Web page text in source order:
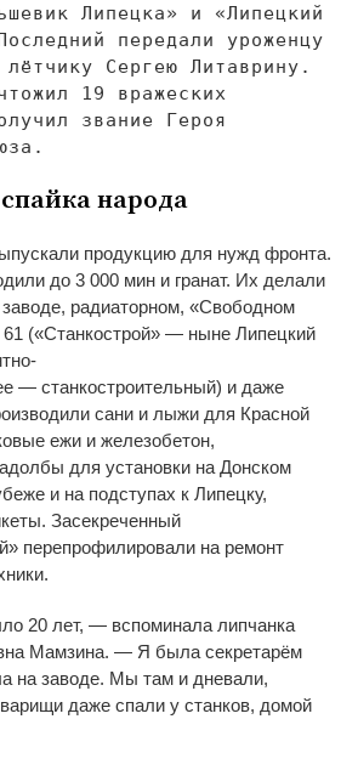
Липецка» и «Липецкий
передали уроженцу
Сергею Литаврину.
19 вражеских
звание Героя
народа
продукцию для нужд фронта.
до 3 000 мин и гранат. Их делали
радиаторном, «Свободном
61 («Станкострой» — ныне Липецкий
— станкостроительный) и даже
сани и лыжи для Красной
ежи и железобетон,
для установки на Донском
и на подступах к Липецку,
Засекреченный
» перепрофилировали на ремонт
20 лет, — вспоминала липчанка
Мамзина. — Я была секретарём
на заводе. Мы там и дневали,
даже спали у станков, домой